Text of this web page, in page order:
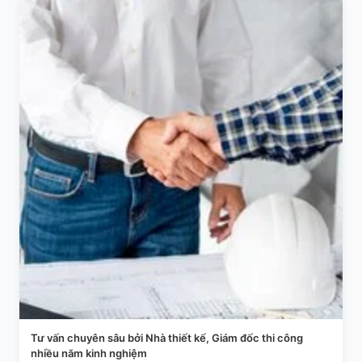
Tư vấn chuyên sâu bởi Nhà thiết kế, Giám đốc thi công
nhiều năm kinh nghiệm